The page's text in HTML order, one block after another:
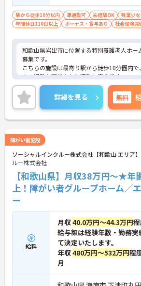
駅から徒歩10分以内 車通勤可 未経験OK 残業少
年間休日110日以上
ボーナス・賞与あり 社会保険完
和歌山県岩出市に位置する特別養護老人ホー
募集です。
こちらの施設は最寄り駅から徒歩10分圏内で
カー通勤も可能なため通勤も安心です。
年間休日は110日以上あり、プライベートの
確保しやすいです。
ご興味のある方は、ご面接のポイントをお伝
すので、お気軽にお問い合わせください。
詳細を見る 無料
障がい者施設
ソーシャルインクルー株式会社【和歌山 エリア】
ルー株式会社
【和歌山県】月収38万円～★年
上！障がい者グループホーム／
ー
給料
月収40.0万円～44.3万円
給与額は経験年数・勤務実
て決定いたします。
年収480万円～532万円程
月